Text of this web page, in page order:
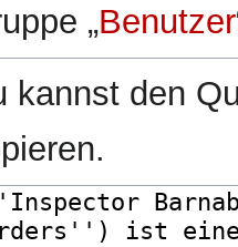
„Benutzer
kannst den